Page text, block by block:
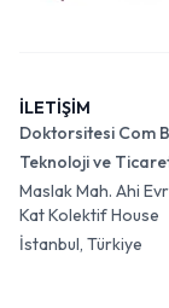
İLETİŞİM
Doktorsitesi Com
Teknoloji ve
Maslak Mah. Ahi
Kat Kolektif House
İstanbul, Türkiye